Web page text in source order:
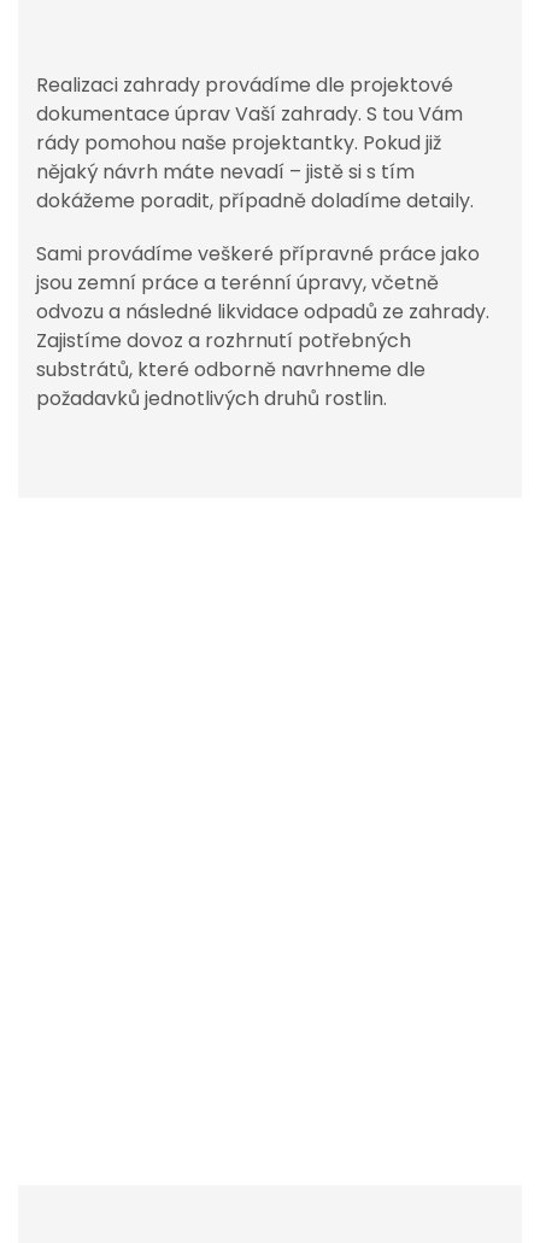
Realizaci zahrady provádíme dle projektové
dokumentace úprav Vaší zahrady. S tou Vám
rády pomohou naše projektantky. Pokud již
nějaký návrh máte nevadí – jistě si s tím
dokážeme poradit, případně doladíme detaily.
Sami provádíme veškeré přípravné práce jako
jsou zemní práce a terénní úpravy, včetně
odvozu a následné likvidace odpadů ze zahrady.
Zajistíme dovoz a rozhrnutí potřebných
substrátů, které odborně navrhneme dle
požadavků jednotlivých druhů rostlin.